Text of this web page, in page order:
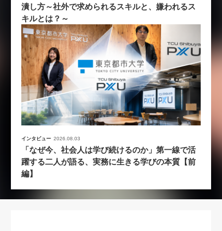
潰し方～社外で求められるスキルと、嫌われるス
キルとは？～
インタビュー 2026.08.03
「なぜ今、社会人は学び続けるのか」第一線で活
躍する二人が語る、実務に生きる学びの本質【前
編】